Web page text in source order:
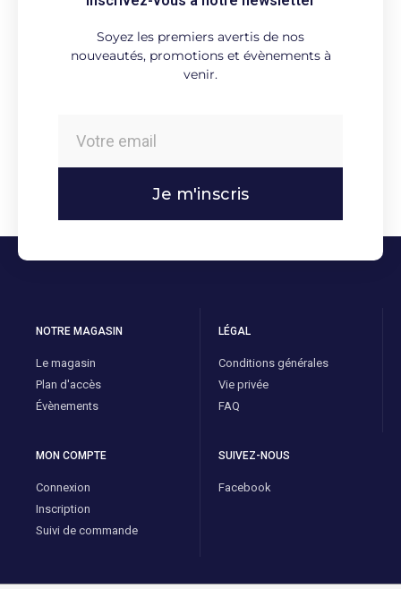
Soyez les premiers avertis de nos
nouveautés, promotions et évènements à
venir.
Je m'inscris
NOTRE MAGASIN
Le magasin
Plan d'accès
Évènements
LÉGAL
Conditions générales
Vie privée
FAQ
MON COMPTE
Connexion
Inscription
Suivi de commande
SUIVEZ-NOUS
Facebook